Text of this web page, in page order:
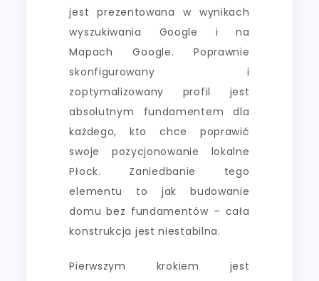
jest prezentowana w wynikach
wyszukiwania Google i na
Mapach Google. Poprawnie
skonfigurowany i
zoptymalizowany profil jest
absolutnym fundamentem dla
każdego, kto chce poprawić
swoje pozycjonowanie lokalne
Płock. Zaniedbanie tego
elementu to jak budowanie
domu bez fundamentów – cała
konstrukcja jest niestabilna.
Pierwszym krokiem jest